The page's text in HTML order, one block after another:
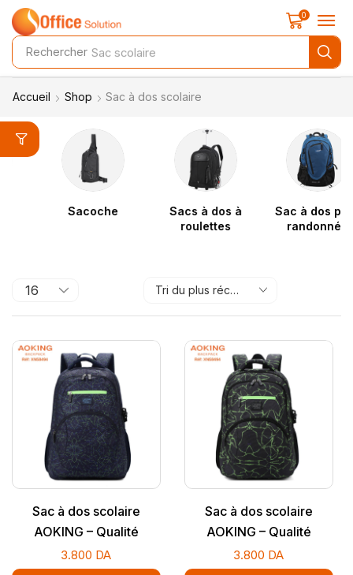
Rechercher Sac scolaire
0
Accueil Shop Sac à dos scolaire
Sacoche
Sacs à dos à
roulettes
Sac à dos pour
randonnée
Sac à dos scolaire
AOKING – Qualité
supérieure
3.800 DA
Sac à dos scolaire
AOKING – Qualité
supérieure
3.800 DA